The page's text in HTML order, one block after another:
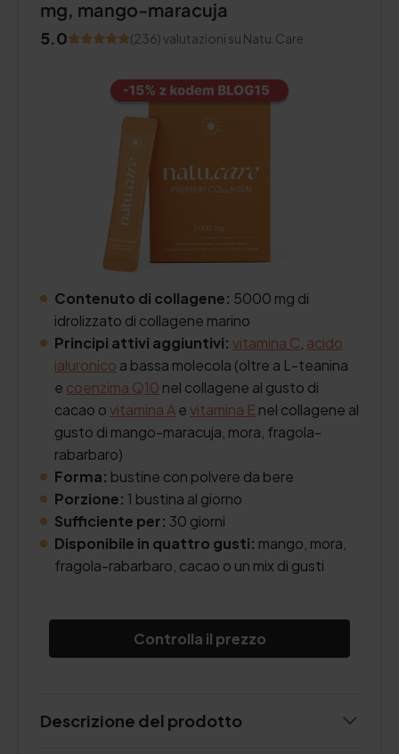
mg, mango-maracuja
5.0 (236) valutazioni su Natu.Care
Contenuto di collagene: 5000 mg di
idrolizzato di collagene marino
Principi attivi aggiuntivi: vitamina C acido
ialuronico a bassa molecola (oltre a L-teanina
e coenzima Q10 nel collagene al gusto di
cacao ovitamina Aevitamina E nel collagene al
gusto di mango-maracuja, mora, fragola-
rabarbaro)
Forma: bustine con polvere da bere
Porzione: 1 bustina al giorno
Sufficiente per: 30 giorni
Disponibile in quattro gusti: mango, mora,
fragola-rabarbaro, cacao o un mix di gusti
Controlla il prezzo
Descrizione del prodotto